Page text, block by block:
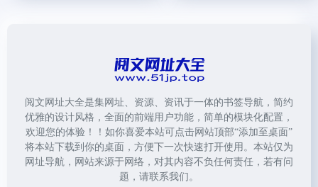
阅文网址大全是集网址、资源、资讯于一体的书签导航，简约
优雅的设计风格，全面的前端用户功能，简单的模块化配置，
欢迎您的体验！！如你喜爱本站可点击网站顶部“添加至桌面”
将本站下载到你的桌面，方便下一次快速打开使用。本站仅为
网址导航，网站来源于网络，对其内容不负任何责任，若有问
题，请联系我们。